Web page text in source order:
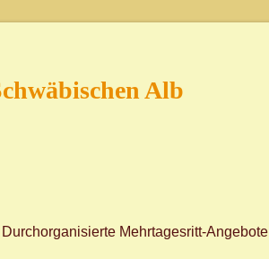
Alb
Durchorganisierte Mehrtagesritt-Angebote